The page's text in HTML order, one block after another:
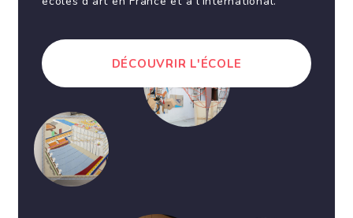
DÉCOUVRIR L'ÉCOLE